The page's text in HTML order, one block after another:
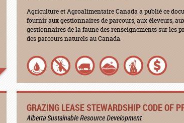
Agriculture et Agroalimentaire Canada a publié ce
fournir aux gestionnaires de parcours, aux éleveurs,
gestionnaires de la faune des renseignements sur les
des parcours naturels au Canada.
GRAZING LEASE STEWARDSHIP CODE OF
Alberta Sustainable Resource Development